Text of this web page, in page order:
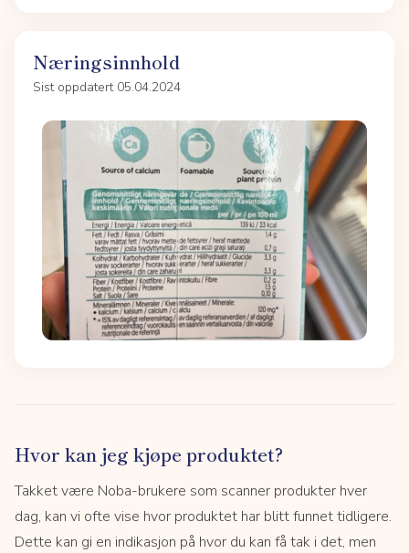
Næringsinnhold
Sist oppdatert 05.04.2024
Hvor kan jeg kjøpe produktet?
Takket være Noba-brukere som scanner produkter hver
dag, kan vi ofte vise hvor produktet har blitt funnet tidligere.
Dette kan gi en indikasjon på hvor du kan få tak i det, men